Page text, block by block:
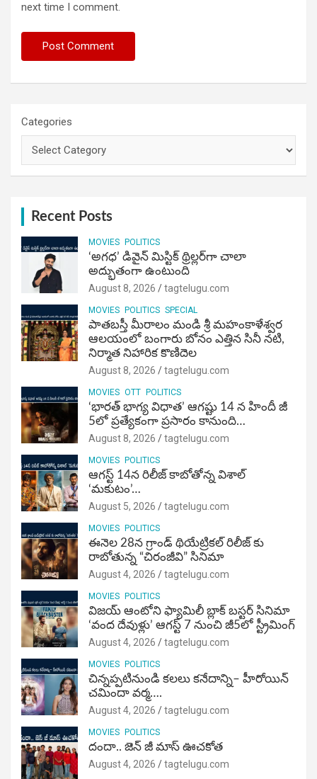
next time I comment.
Categories
Recent Posts
MOVIES POLITICS
‘అగధ’ డివైన్ మిస్టిక్ థ్రిల్లర్‌గా చాలా
అద్భుతంగా ఉంటుంది
August 8, 2026 tagtelugu.com
MOVIES POLITICS SPECIAL
పాతబస్తీ మీరాలం మండి శ్రీ మహంకాళేశ్వర
ఆలయంలో బంగారు బోనం ఎత్తిన సినీ నటి,
నిర్మాత నిహారిక కొణిదెల
August 8, 2026 tagtelugu.com
MOVIES OTT POLITICS
‘భారత్ భాగ్య విధాత’ ఆగష్టు 14 న హిందీ జీ
5లో ప్రత్యేకంగా ప్రసారం కానుంది…
August 8, 2026 tagtelugu.com
MOVIES POLITICS
ఆగస్ట్ 14న రిలీజ్ కాబోతోన్న విశాల్
‘మకుటం’…
August 5, 2026 tagtelugu.com
MOVIES POLITICS
ఈనెల 28న గ్రాండ్ థియేట్రికల్ రిలీజ్ కు
రాబోతున్న “చిరంజీవి” సినిమా
August 4, 2026 tagtelugu.com
MOVIES POLITICS
విజ‌య్ ఆంటోని ఫ్యామిలీ బ్లాక్ బ‌స్ట‌ర్‌ సినిమా
‘వంద దేవుళ్లు’ ఆగస్ట్ 7 నుంచి జీ5లో స్ట్రీమింగ్
August 4, 2026 tagtelugu.com
MOVIES POLITICS
చిన్నప్పటినుండి కలలు కనేదాన్ని– హీరోయిన్‌
చమిందా వర్మ….
August 4, 2026 tagtelugu.com
MOVIES POLITICS
దందా.. జెన్ జీ మాస్ ఊచకోత
August 4, 2026 tagtelugu.com